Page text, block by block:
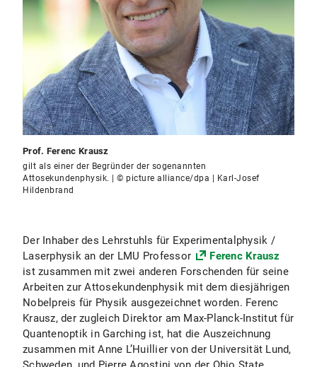
Prof. Ferenc Krausz
gilt als einer der Begründer der sogenannten
Attosekundenphysik. | © picture alliance/dpa | Karl-Josef
Hildenbrand
Der Inhaber des Lehrstuhls für Experimentalphysik /
Laserphysik an der LMU Professor
Ferenc Krausz
ist zusammen mit zwei anderen Forschenden für seine
Arbeiten zur Attosekundenphysik mit dem diesjährigen
Nobelpreis für Physik ausgezeichnet worden. Ferenc
Krausz, der zugleich Direktor am Max-Planck-Institut für
Quantenoptik in Garching ist, hat die Auszeichnung
zusammen mit Anne L’Huillier von der Universität Lund,